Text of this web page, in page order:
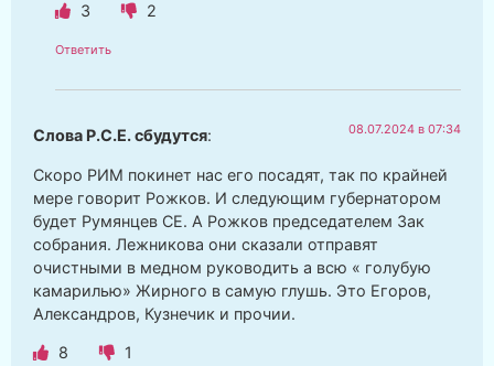
3 2
Ответить
Слова Р.С.Е. сбудутся: 08.07.2024 в 07:34
Скоро РИМ покинет нас его посадят, так по крайней
мере говорит Рожков. И следующим губернатором
будет Румянцев СЕ. А Рожков председателем Зак
собрания. Лежникова они сказали отправят
очистными в медном руководить а всю « голубую
камарилью» Жирного в самую глушь. Это Егоров,
Александров, Кузнечик и прочии.
8 1